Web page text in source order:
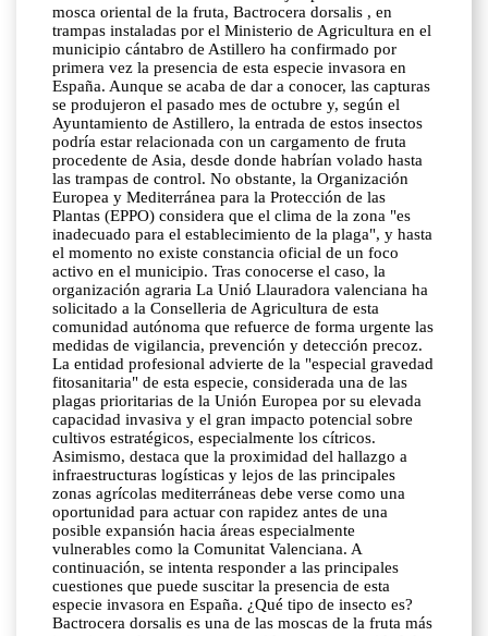
mosca oriental de la fruta, Bactrocera dorsalis , en
trampas instaladas por el Ministerio de Agricultura en el
municipio cántabro de Astillero ha confirmado por
primera vez la presencia de esta especie invasora en
España. Aunque se acaba de dar a conocer, las capturas
se produjeron el pasado mes de octubre y, según el
Ayuntamiento de Astillero, la entrada de estos insectos
podría estar relacionada con un cargamento de fruta
procedente de Asia, desde donde habrían volado hasta
las trampas de control. No obstante, la Organización
Europea y Mediterránea para la Protección de las
Plantas (EPPO) considera que el clima de la zona "es
inadecuado para el establecimiento de la plaga", y hasta
el momento no existe constancia oficial de un foco
activo en el municipio. Tras conocerse el caso, la
organización agraria La Unió Llauradora valenciana ha
solicitado a la Conselleria de Agricultura de esta
comunidad autónoma que refuerce de forma urgente las
medidas de vigilancia, prevención y detección precoz.
La entidad profesional advierte de la "especial gravedad
fitosanitaria" de esta especie, considerada una de las
plagas prioritarias de la Unión Europea por su elevada
capacidad invasiva y el gran impacto potencial sobre
cultivos estratégicos, especialmente los cítricos.
Asimismo, destaca que la proximidad del hallazgo a
infraestructuras logísticas y lejos de las principales
zonas agrícolas mediterráneas debe verse como una
oportunidad para actuar con rapidez antes de una
posible expansión hacia áreas especialmente
vulnerables como la Comunitat Valenciana. A
continuación, se intenta responder a las principales
cuestiones que puede suscitar la presencia de esta
especie invasora en España. ¿Qué tipo de insecto es?
Bactrocera dorsalis es una de las moscas de la fruta más